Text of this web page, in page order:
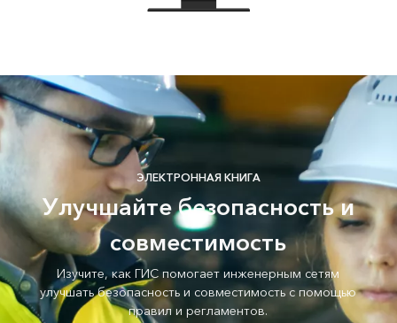
ЭЛЕКТРОННАЯ КНИГА
Улучшайте безопасность и
совместимость
Изучите, как ГИС помогает инженерным сетям
улучшать безопасность и совместимость с помощью
правил и регламентов.